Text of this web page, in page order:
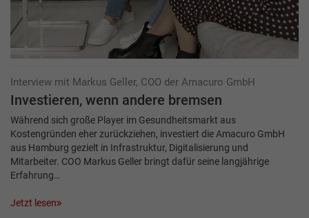
Interview mit Markus Geller, COO der Amacuro GmbH
Investieren, wenn andere bremsen
Während sich große Player im Gesundheitsmarkt aus
Kostengründen eher zurückziehen, investiert die Amacuro GmbH
aus Hamburg gezielt in Infrastruktur, Digitalisierung und
Mitarbeiter. COO Markus Geller bringt dafür seine langjährige
Erfahrung…
Jetzt lesen